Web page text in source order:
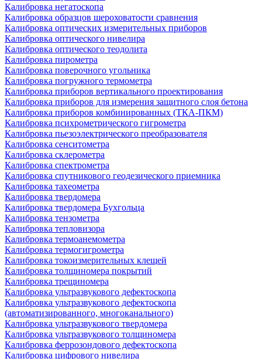
Калибровка негатоскопа
Калибровка образцов шероховатости сравнения
Калибровка оптических измерительных приборов
Калибровка оптического нивелира
Калибровка оптического теодолита
Калибровка пирометра
Калибровка поверочного угольника
Калибровка погружного термометра
Калибровка приборов вертикального проектирования
Калибровка приборов для измерения защитного слоя бетона
Калибровка приборов комбинированных (ТКА-ПКМ)
Калибровка психрометрического гигрометра
Калибровка пьезоэлектрического преобразователя
Калибровка сенситометра
Калибровка склерометра
Калибровка спектрометра
Калибровка спутникового геодезического приемника
Калибровка тахеометра
Калибровка твердомера
Калибровка твердомера Бухгольца
Калибровка тензометра
Калибровка тепловизора
Калибровка термоанемометра
Калибровка термогигрометра
Калибровка токоизмерительных клещей
Калибровка толщиномера покрытий
Калибровка трещиномера
Калибровка ультразвукового дефектоскопа
Калибровка ультразвукового дефектоскопа
(автоматизированного, многоканального)
Калибровка ультразвукового твердомера
Калибровка ультразвукового толщиномера
Калибровка феррозондового дефектоскопа
Калибровка цифрового нивелира